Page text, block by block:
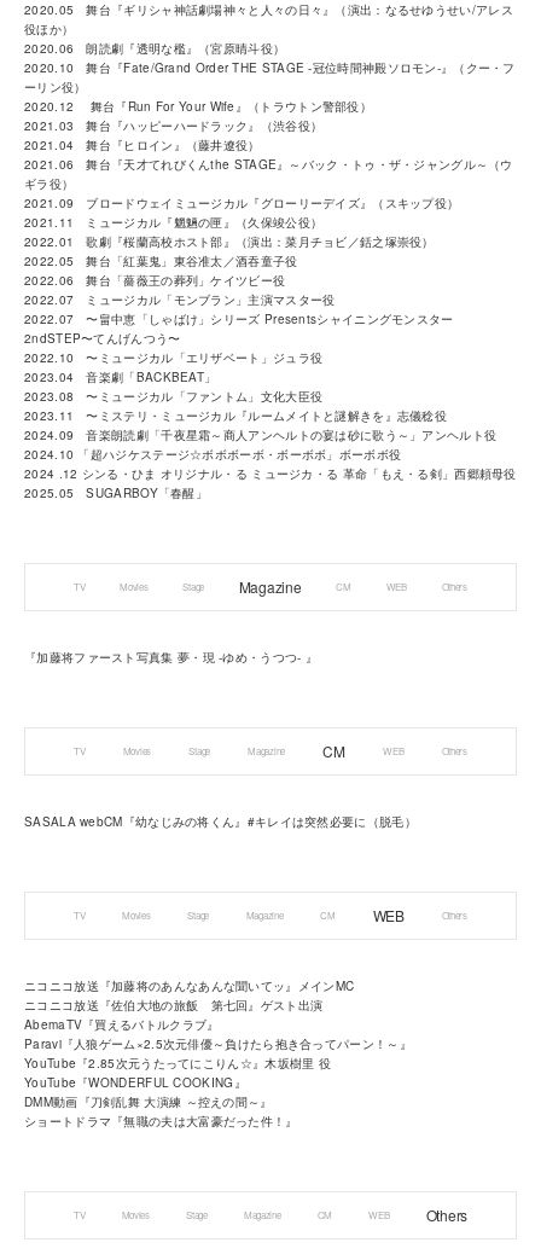
2020.05 舞台『ギリシャ神話劇場神々と人々の日々』（演出：なるせゆうせい/アレス
役ほか）
2020.06 朗読劇『透明な檻』（宮原晴斗役）
2020.10 舞台『Fate/Grand Order THE STAGE -冠位時間神殿ソロモン-』（クー・フ
ーリン役）
2020.12 舞台『Run For Your Wife』（トラウトン警部役）
2021.03 舞台『ハッピーハードラック』（渋谷役）
2021.04 舞台『ヒロイン』（藤井遼役）
2021.06 舞台『天才てれびくんthe STAGE』～バック・トゥ・ザ・ジャングル～（ウ
ギラ役）
2021.09 ブロードウェイミュージカル『グローリーデイズ』（スキップ役）
2021.11 ミュージカル『魍魎の匣』（久保竣公役）
2022.01 歌劇『桜蘭高校ホスト部』（演出：菜月チョビ／銛之塚崇役）
2022.05 舞台「紅葉鬼」東谷准太／酒吞童子役
2022.06 舞台「薔薇王の葬列」ケイツビー役
2022.07 ミュージカル「モンブラン」主演マスター役
2022.07 〜畠中恵「しゃばけ」シリーズ Presentsシャイニングモンスター
2ndSTEP〜てんげんつう〜
2022.10 〜ミュージカル「エリザベート」ジュラ役
2023.04 音楽劇「BACKBEAT」
2023.08 〜ミュージカル「ファントム」文化大臣役
2023.11 〜ミステリ・ミュージカル『ルームメイトと謎解きを』志儀稔役
2024.09 音楽朗読劇「千夜星霜～商人アンヘルトの宴は砂に歌う～」アンヘルト役
2024.10 「超ハジケステージ☆ボボボーボ・ボーボボ」ボーボボ役
2024 .12 シンる・ひま オリジナル・る ミュージカ・る 革命「もえ・る剣」西郷頼母役
2025.05 SUGARBOY「春醒」
TV Movies Stage Magazine CM WEB Others
『加藤将ファースト写真集 夢・現 ‐ゆめ・うつつ‐ 』
TV Movies Stage Magazine CM WEB Others
SASALA webCM『幼なじみの将くん』#キレイは突然必要に（脱毛）
TV Movies Stage Magazine CM WEB Others
ニコニコ放送『加藤将のあんなあんな聞いてッ』メインMC
ニコニコ放送『佐伯大地の旅飯 第七回』ゲスト出演
AbemaTV『買えるバトルクラブ』
Paravi『人狼ゲーム×2.5次元俳優～負けたら抱き合ってパーン！～』
YouTube『2.85次元うたってにこりん☆』木坂樹里 役
YouTube『WONDERFUL COOKING』
DMM動画『刀剣乱舞 大演練 ～控えの間～』
ショートドラマ『無職の夫は大富豪だった件！』
TV Movies Stage Magazine CM WEB Others